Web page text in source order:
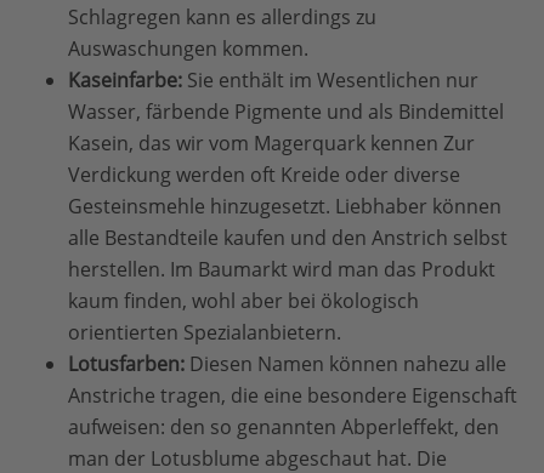
Schlagregen kann es allerdings zu
Auswaschungen kommen.
Kaseinfarbe: Sie enthält im Wesentlichen nur
Wasser, färbende Pigmente und als Bindemittel
Kasein, das wir vom Magerquark kennen Zur
Verdickung werden oft Kreide oder diverse
Gesteinsmehle hinzugesetzt. Liebhaber können
alle Bestandteile kaufen und den Anstrich selbst
herstellen. Im Baumarkt wird man das Produkt
kaum finden, wohl aber bei ökologisch
orientierten Spezialanbietern.
Lotusfarben: Diesen Namen können nahezu alle
Anstriche tragen, die eine besondere Eigenschaft
aufweisen: den so genannten Abperleffekt, den
man der Lotusblume abgeschaut hat. Die